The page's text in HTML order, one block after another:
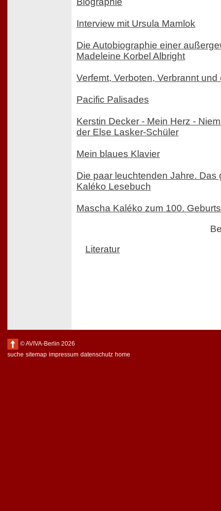
Interview mit Ursula Mamlok
Die Autobiographie einer
Madeleine Korbel Albright
Verfemt, Verboten, Verbrannt
Pacific Palisades
Kerstin Decker - Mein Herz -
der Else Lasker-Schüler
Mein blaues Klavier
Die paar leuchtenden Jahre. Das
Kaléko Lesebuch
Mascha Kaléko zum 100.
Literatur
© AVIVA-Berlin 2026
suche sitemap impressum datenschutz home